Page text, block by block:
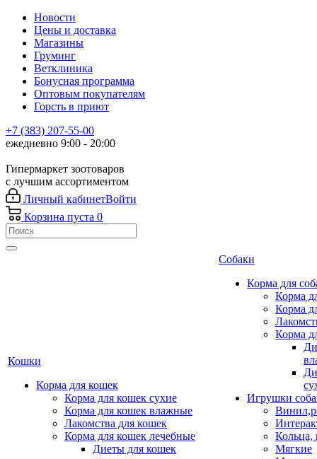
Новости
Цены и доставка
Магазины
Груминг
Ветклиника
Бонусная программа
Оптовым покупателям
Горсть в приют
+7 (383) 207-55-00
ежедневно 9:00 - 20:00
Гипермаркет зоотоваров
с лучшим ассортиментом
Личный кабинетВойти
Корзина пуста 0
Кошки
Корма для кошек
Корма для кошек сухие
Корма для кошек влажные
Лакомства для кошек
Корма для кошек лечебные
Диеты для кошек
Собаки
Корма для
Корма
Корма
Корма
Игрушки
Кольца,
Мягкие